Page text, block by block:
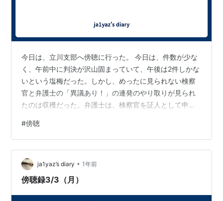
今日は、立川支部へ傍聴に行った。 今日は、件数が少な
く、午前中に判決が沢山固まっていて、午後は2件しかな
いという塩梅だった。しかし、めったに見られない検察
官と弁護士の「異議あり！」の連発のやり取りが見られ
たのは収穫だった。弁護士は、検察官を証人として申請
う。しかし、法律に詳しかったらもっと楽しく見られた
だろうになあと思った。TV以上のやり取りだった。 307
法廷 10:00- 判決 覚醒剤取締法違反 被告：38歳位男性
判決：懲役2年2カ月（実刑）未決勾留日数60日 被告は、
覚醒剤で前科3犯で、執行猶予中に覚醒剤の自己使用が発
#傍聴
ja1yaz’s diary • 1年前
傍聴録3/3（月）